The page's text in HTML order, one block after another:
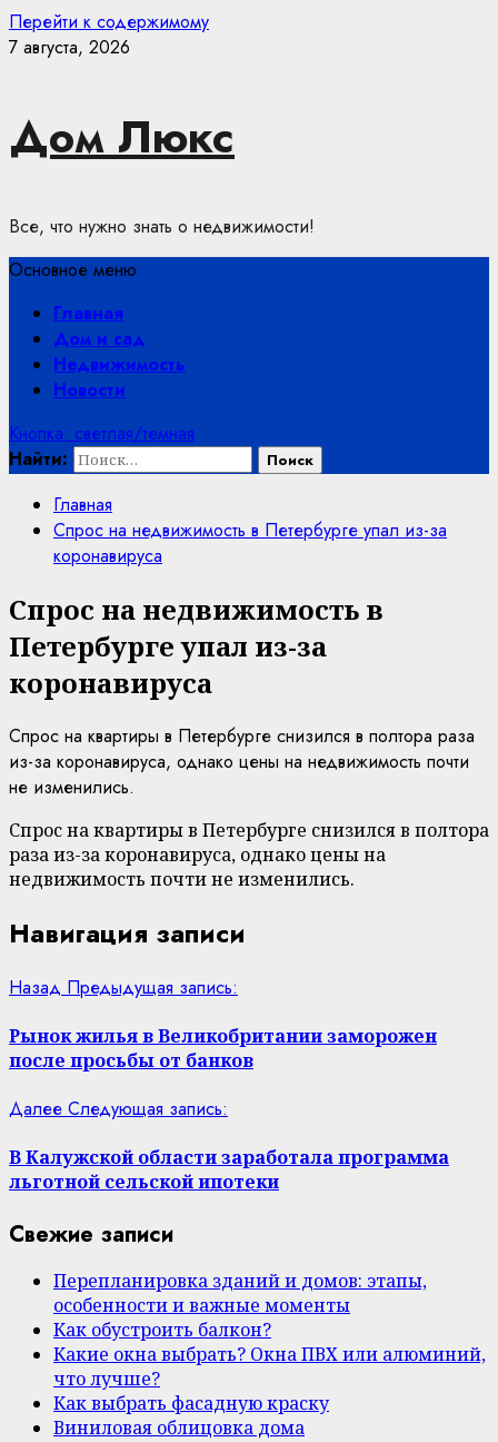
Перейти к содержимому
7 августа, 2026
Дом Люкс
Все, что нужно знать о недвижимости!
Основное меню
Главная
Дом и сад
Недвижимость
Новости
Кнопка: светлая/темная
Найти:
Главная
Спрос на недвижимость в Петербурге упал из-за
коронавируса
Спрос на недвижимость в
Петербурге упал из-за
коронавируса
Спрос на квартиры в Петербурге снизился в полтора раза
из-за коронавируса, однако цены на недвижимость почти
не изменились.
Спрос на квартиры в Петербурге снизился в полтора
раза из-за коронавируса, однако цены на
недвижимость почти не изменились.
Навигация записи
Назад Предыдущая запись:
Рынок жилья в Великобритании заморожен
после просьбы от банков
Далее Следующая запись:
В Калужской области заработала программа
льготной сельской ипотеки
Свежие записи
Перепланировка зданий и домов: этапы,
особенности и важные моменты
Как обустроить балкон?
Какие окна выбрать? Окна ПВХ или алюминий,
что лучше?
Как выбрать фасадную краску
Виниловая облицовка дома